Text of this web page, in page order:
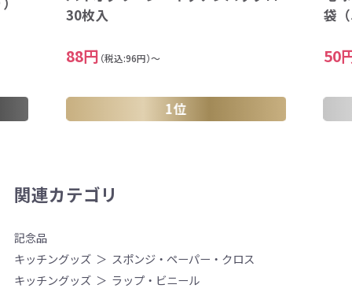
30枚入
88円 （税込:96円）～
1位
袋
50
関連カテゴリ
記念品
キッチングッズ
スポンジ・ペーパー・クロス
キッチングッズ
ラップ・ビニール